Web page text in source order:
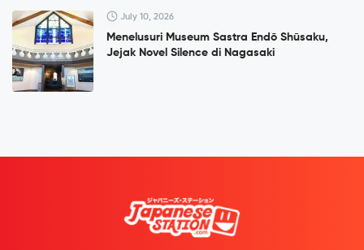
July 10, 2026
Menelusuri Museum Sastra Endō Shūsaku,
Jejak Novel Silence di Nagasaki